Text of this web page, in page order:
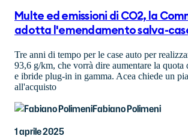
Multe ed emissioni di CO2, la
adotta l'emendamento salva-
Tre anni di tempo per le case auto per
93,6 g/km, che vorrà dire aumentare la quota
e ibride plug-in in gamma. Acea chiede un
all'acquisto
Fabiano Polimeni
1 aprile 2025